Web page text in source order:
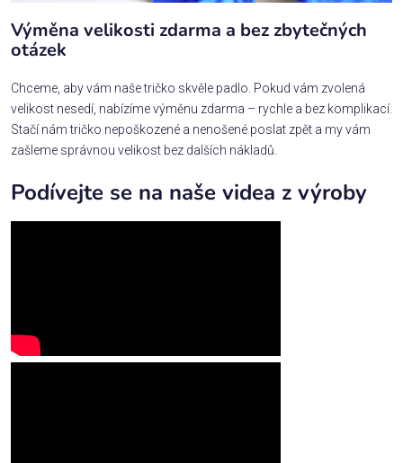
Výměna velikosti zdarma a bez zbytečných
otázek
Chceme, aby vám naše tričko skvěle padlo. Pokud vám zvolená
velikost nesedí, nabízíme výměnu zdarma – rychle a bez komplikací.
Stačí nám tričko nepoškozené a nenošené poslat zpět a my vám
zašleme správnou velikost bez dalších nákladů.
Podívejte se na naše videa z výroby